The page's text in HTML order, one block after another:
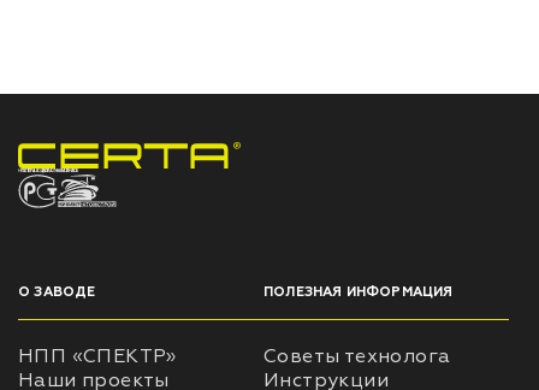
НПП «СПЕКТР» ЗАВОД ЛАКОКРАСОЧНЫХ МАТЕРИАЛОВ
О ЗАВОДЕ
НПП «СПЕКТР»
Наши проекты
ПОЛЕЗНАЯ ИНФОРМАЦИЯ
Советы технолога
Инструкции